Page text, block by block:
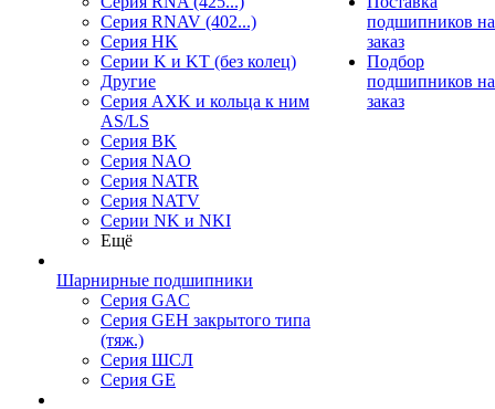
Серия RNAV (402...)
Серия HK
Серии K и KT (без колец)
Другие
Серия AXK и кольца к ним
AS/LS
Серия BK
Серия NAO
Серия NATR
Серия NATV
Серии NK и NKI
Ещё
Шарнирные подшипники
Серия GAC
Серия GEH закрытого типа
(тяж.)
Серия ШСЛ
Серия GE
подшипников на
заказ
Подбор
подшипников на
заказ